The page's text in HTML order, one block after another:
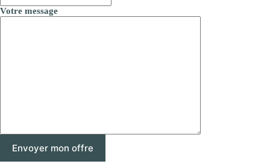
Votre message